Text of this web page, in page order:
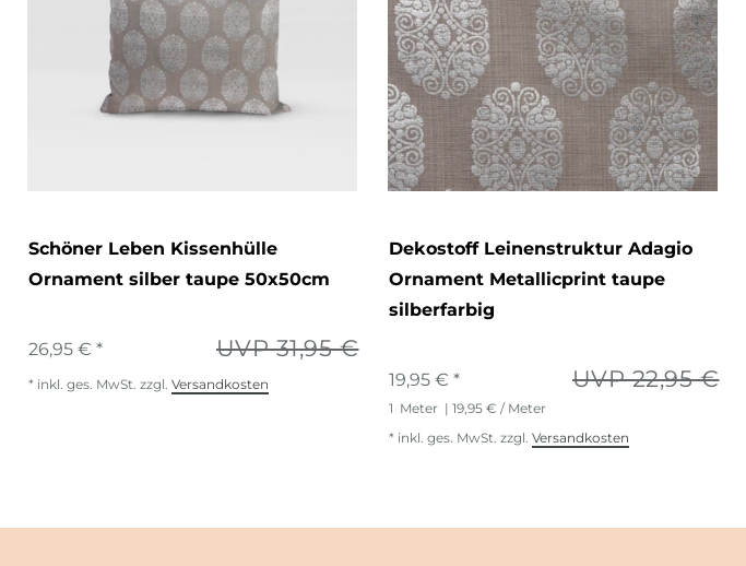
Schöner Leben Kissenhülle
Ornament silber taupe 50x50cm
UVP 31,95 €
26,95 € *
* inkl. ges. MwSt. zzgl. Versandkosten
Dekostoff Leinenstruktur Adagio
Ornament Metallicprint taupe
silberfarbig
UVP 22,95 €
19,95 € *
1 Meter | 19,95 € / Meter
* inkl. ges. MwSt. zzgl. Versandkosten